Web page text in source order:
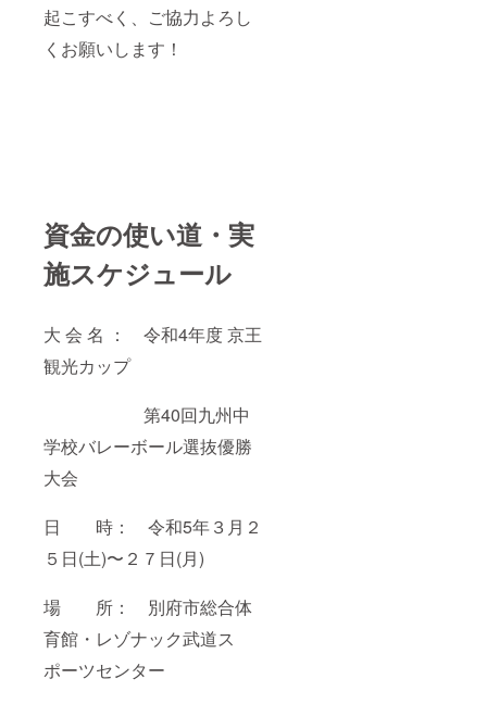
起こすべく、ご協力よろし
くお願いします！
資金の使い道・実
施スケジュール
大 会 名 ： 令和4年度 京王
観光カップ
第40回九州中
学校バレーボール選抜優勝
大会
日 時： 令和5年３月２
５日(土)〜２７日(月)
場 所： 別府市総合体
育館・レゾナック武道ス
ポーツセンター